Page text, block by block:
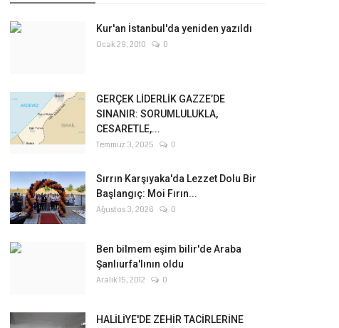
Kur'an İstanbul'da yeniden yazıldı
Ocak 29, 2010 0
GERÇEK LİDERLİK GAZZE’DE
SINANIR: SORUMLULUKLA,
CESARETLE,...
Temmuz 3, 2025 0
Sırrın Karşıyaka'da Lezzet Dolu Bir
Başlangıç: Moi Fırın...
Ağustos 3, 2026 0
Ben bilmem eşim bilir'de Araba
Şanlıurfa'lının oldu
Aralık 15, 2012 0
HALİLİYE'DE ZEHİR TACİRLERİNE